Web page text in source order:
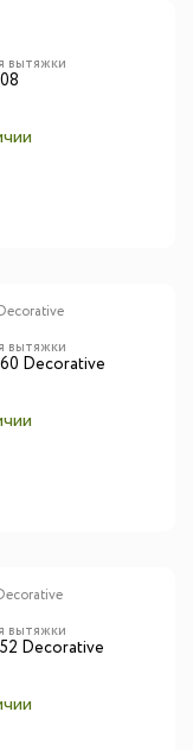
вытяжки
вытяжки
Decorative
вытяжки
Decorative